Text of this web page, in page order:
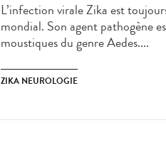
L’infection virale Zika est
mondial. Son agent pathogène
moustiques du genre Aedes....
ZIKA NEUROLOGIE